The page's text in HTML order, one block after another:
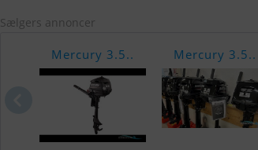
Sælgers annoncer
Mercury 3.5.. Mercury 3.5..